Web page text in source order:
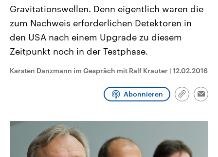
Alle Informationen
Sachsen-Anhalt wählt am 6.
September 2026 einen neuen
Bundesland von einer Koalition aus
Umfragen, Prognosen,
und Hintergründe zu den Parteien
und Kandidaten der anstehenden
Hintergründe
Wirtschaftlich und
gehören die Vereinigten
mit großem Einfluss auf
Sendungen Programm Podcasts
Gravitationswellen. Denn eigentlich waren die
zum Nachweis erforderlichen Detektoren in
den USA nach einem Upgrade zu diesem
Zeitpunkt noch in der Testphase.
Karsten Danzmann im Gespräch mit Ralf Krauter | 12.02.2016
Abonnieren
Link